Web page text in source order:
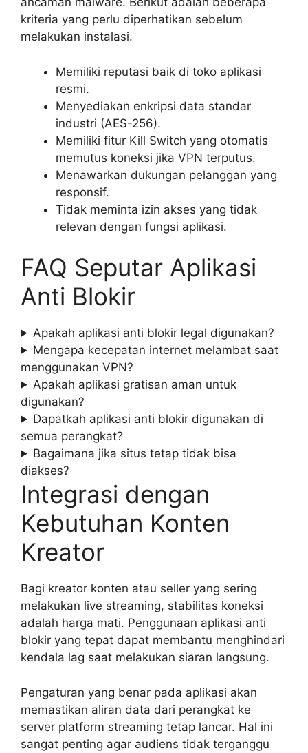
kriteria yang perlu diperhatikan sebelum
melakukan instalasi.
Memiliki reputasi baik di toko aplikasi
resmi.
Menyediakan enkripsi data standar
industri (AES-256).
Memiliki fitur Kill Switch yang otomatis
memutus koneksi jika VPN terputus.
Menawarkan dukungan pelanggan yang
responsif.
Tidak meminta izin akses yang tidak
relevan dengan fungsi aplikasi.
FAQ Seputar Aplikasi
Anti Blokir
Apakah aplikasi anti blokir legal digunakan?
Mengapa kecepatan internet melambat saat
menggunakan VPN?
Apakah aplikasi gratisan aman untuk
digunakan?
Dapatkah aplikasi anti blokir digunakan di
semua perangkat?
Bagaimana jika situs tetap tidak bisa
diakses?
Integrasi dengan
Kebutuhan Konten
Kreator
Bagi kreator konten atau seller yang sering
melakukan live streaming, stabilitas koneksi
adalah harga mati. Penggunaan aplikasi anti
blokir yang tepat dapat membantu menghindari
kendala lag saat melakukan siaran langsung.
Pengaturan yang benar pada aplikasi akan
memastikan aliran data dari perangkat ke
server platform streaming tetap lancar. Hal ini
sangat penting agar audiens tidak terganggu